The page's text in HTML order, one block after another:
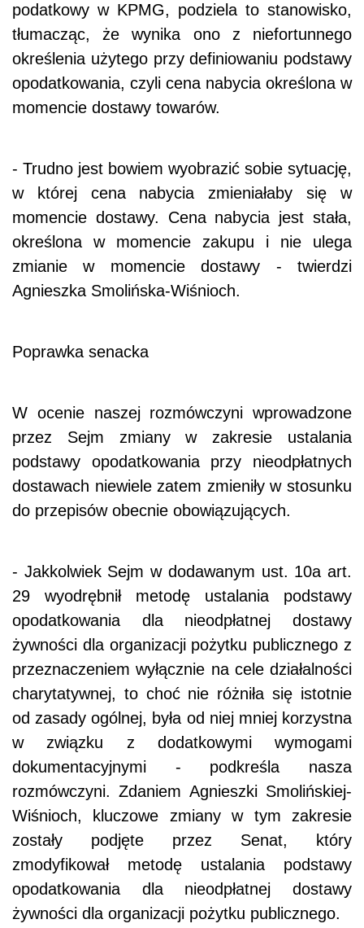
podatkowy w KPMG, podziela to stanowisko,
tłumacząc, że wynika ono z niefortunnego
określenia użytego przy definiowaniu podstawy
opodatkowania, czyli cena nabycia określona w
momencie dostawy towarów.
- Trudno jest bowiem wyobrazić sobie sytuację,
w której cena nabycia zmieniałaby się w
momencie dostawy. Cena nabycia jest stała,
określona w momencie zakupu i nie ulega
zmianie w momencie dostawy - twierdzi
Agnieszka Smolińska-Wiśnioch.
Poprawka senacka
W ocenie naszej rozmówczyni wprowadzone
przez Sejm zmiany w zakresie ustalania
podstawy opodatkowania przy nieodpłatnych
dostawach niewiele zatem zmieniły w stosunku
do przepisów obecnie obowiązujących.
- Jakkolwiek Sejm w dodawanym ust. 10a art.
29 wyodrębnił metodę ustalania podstawy
opodatkowania dla nieodpłatnej dostawy
żywności dla organizacji pożytku publicznego z
przeznaczeniem wyłącznie na cele działalności
charytatywnej, to choć nie różniła się istotnie
od zasady ogólnej, była od niej mniej korzystna
w związku z dodatkowymi wymogami
dokumentacyjnymi - podkreśla nasza
rozmówczyni. Zdaniem Agnieszki Smolińskiej-
Wiśnioch, kluczowe zmiany w tym zakresie
zostały podjęte przez Senat, który
zmodyfikował metodę ustalania podstawy
opodatkowania dla nieodpłatnej dostawy
żywności dla organizacji pożytku publicznego.